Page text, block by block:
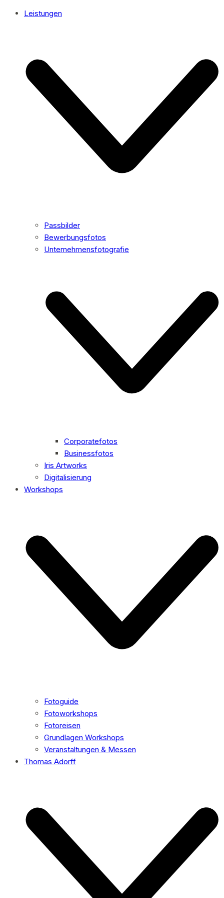
Leistungen
Passbilder
Bewerbungsfotos
Unternehmensfotografie
Corporatefotos
Businessfotos
Iris Artworks
Digitalisierung
Workshops
Fotoguide
Fotoworkshops
Fotoreisen
Grundlagen Workshops
Veranstaltungen & Messen
Thomas Adorff